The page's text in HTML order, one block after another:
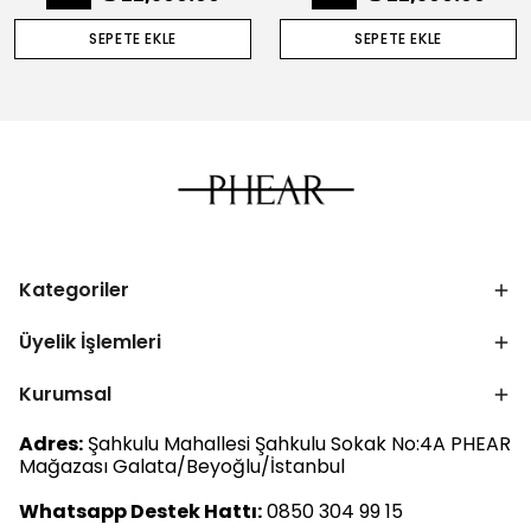
SEPETE EKLE SEPETE EKLE
Kategoriler
Üyelik İşlemleri
Kurumsal
Adres: Şahkulu Mahallesi Şahkulu Sokak No:4A PHEAR
Mağazası Galata/Beyoğlu/İstanbul
Whatsapp Destek Hattı:0850 304 99 15